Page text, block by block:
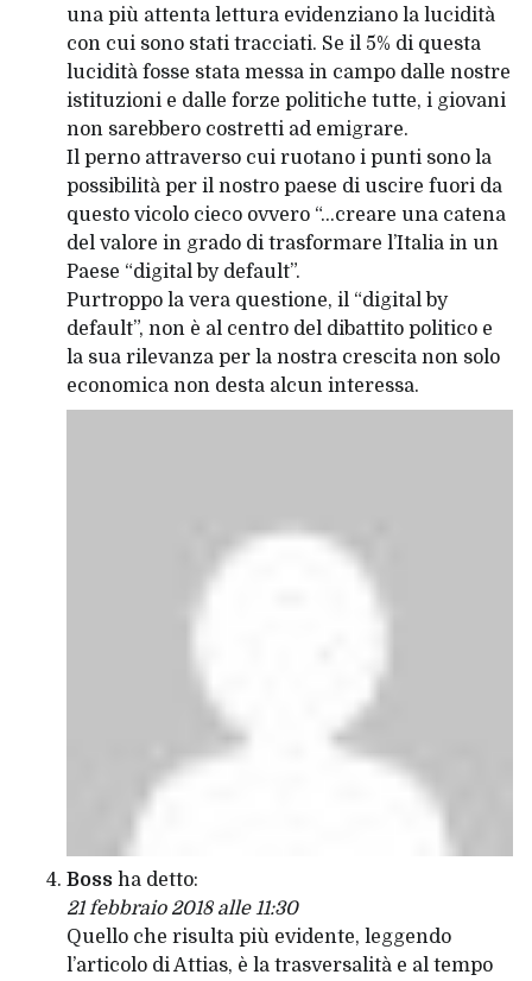
una più attenta lettura evidenziano la lucidità
con cui sono stati tracciati. Se il 5% di questa
lucidità fosse stata messa in campo dalle nostre
istituzioni e dalle forze politiche tutte, i giovani
non sarebbero costretti ad emigrare.
Il perno attraverso cui ruotano i punti sono la
possibilità per il nostro paese di uscire fuori da
questo vicolo cieco ovvero “…creare una catena
del valore in grado di trasformare l’Italia in un
Paese “digital by default”.
Purtroppo la vera questione, il “digital by
default”, non è al centro del dibattito politico e
la sua rilevanza per la nostra crescita non solo
economica non desta alcun interessa.
Boss ha detto:
21 febbraio 2018 alle 11:30
Quello che risulta più evidente, leggendo
l’articolo di Attias, è la trasversalità e al tempo